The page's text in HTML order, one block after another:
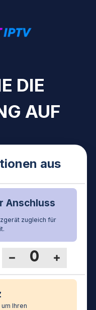
DIE
AUF
aus
Anschluss
zugleich für
Ihren